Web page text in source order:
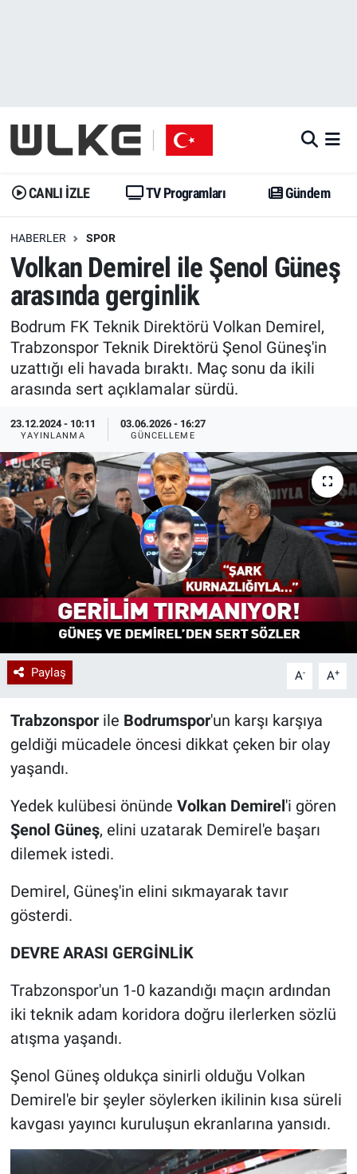
CANLI İZLE TV Programları Gündem
HABERLER SPOR
Volkan Demirel ile Şenol Güneş
arasında gerginlik
Bodrum FK Teknik Direktörü Volkan Demirel,
Trabzonspor Teknik Direktörü Şenol Güneş'in
uzattığı eli havada bıraktı. Maç sonu da ikili
arasında sert açıklamalar sürdü.
23.12.2024 - 10:11
YAYINLANMA
03.06.2026 - 16:27
GÜNCELLEME
Paylaş A- A+
Trabzonspor ile Bodrumspor'un karşı karşıya
geldiği mücadele öncesi dikkat çeken bir olay
yaşandı.
Yedek kulübesi önünde Volkan Demirel'i gören
Şenol Güneş, elini uzatarak Demirel'e başarı
dilemek istedi.
Demirel, Güneş'in elini sıkmayarak tavır
gösterdi.
DEVRE ARASI GERGİNLİK
Trabzonspor'un 1-0 kazandığı maçın ardından
iki teknik adam koridora doğru ilerlerken sözlü
atışma yaşandı.
Şenol Güneş oldukça sinirli olduğu Volkan
Demirel'e bir şeyler söylerken ikilinin kısa süreli
kavgası yayıncı kuruluşun ekranlarına yansıdı.
Gündem
Dünya
Erişim Bilgileri
Ekonomi
Trend
Özel Haberler
Yazarlar
Gündem
Trend
Erişim Bilgileri
Spor
Ekonomi
Dünya
Medya
Özel Haberler
Kadın
Erişim Bilgileri
Sağlık
Teknoloji
Ramazan
İstanbul Namaz Vakitleri
Trafik Durumu
Erişim Bilgileri
Tüm Manşetler
Son Dakika Haberleri
Haber Arşivi